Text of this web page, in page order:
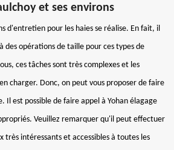
et ses environs
d'entretien pour les haies se réalise. En fait, il
des opérations de taille pour ces types de
ces tâches sont très complexes et les
charger. Donc, on peut vous proposer de faire
Il est possible de faire appel à Yohan élagage
Veuillez remarquer qu'il peut effectuer
très intéressants et accessibles à toutes les